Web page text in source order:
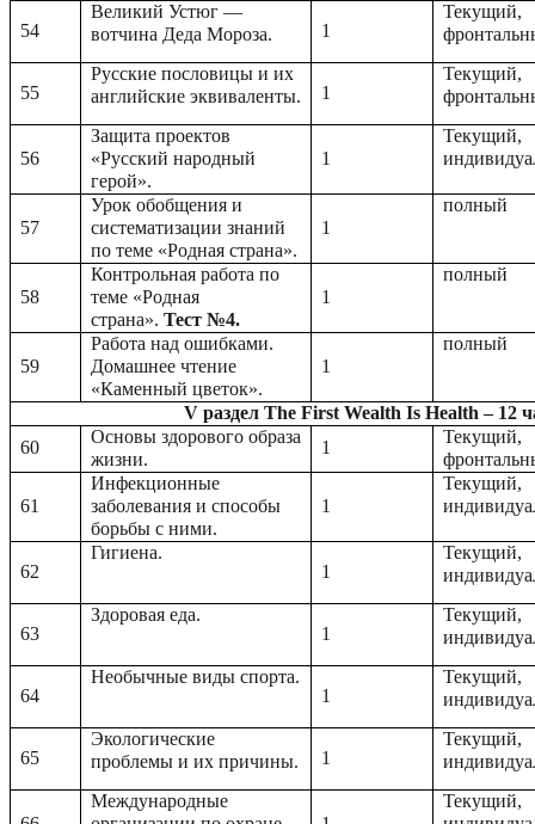
54
Великий Устюг —
вотчина Деда Мороза.
1
Текущий,
55
Русские пословицы и их
английские эквиваленты.
1
Текущий,
56
Защита проектов
«Русский народный
герой».
1
Текущий,
57
Урок обобщения и
систематизации знаний
по теме «Родная страна».
1
полный
58
Контрольная работа по
теме «Родная
страна». Тест №4.
1
полный
59
Работа над ошибками.
Домашнее чтение
«Каменный цветок».
1
полный
V раздел The First Wealth Is Health – 12
60
Основы здорового образа
жизни.
1
Текущий,
61
Инфекционные
заболевания и способы
борьбы с ними.
1
Текущий,
62
Гигиена.
1
Текущий,
63
Здоровая еда.
1
Текущий,
64
Необычные виды спорта.
1
Текущий,
65
Экологические
проблемы и их причины.
1
Текущий,
Международные
Текущий,